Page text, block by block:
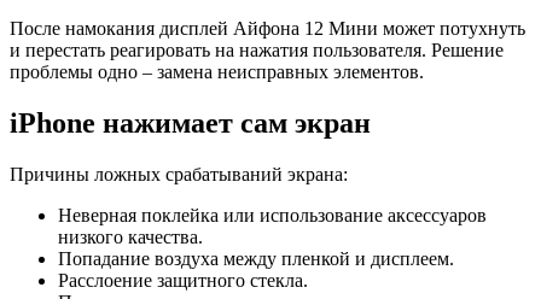
После намокания дисплей Айфона 12 Мини может потухнуть
и перестать реагировать на нажатия пользователя. Решение
проблемы одно – замена неисправных элементов.
iPhone нажимает сам экран
Причины ложных срабатываний экрана:
Неверная поклейка или использование аксессуаров
низкого качества.
Попадание воздуха между пленкой и дисплеем.
Расслоение защитного стекла.